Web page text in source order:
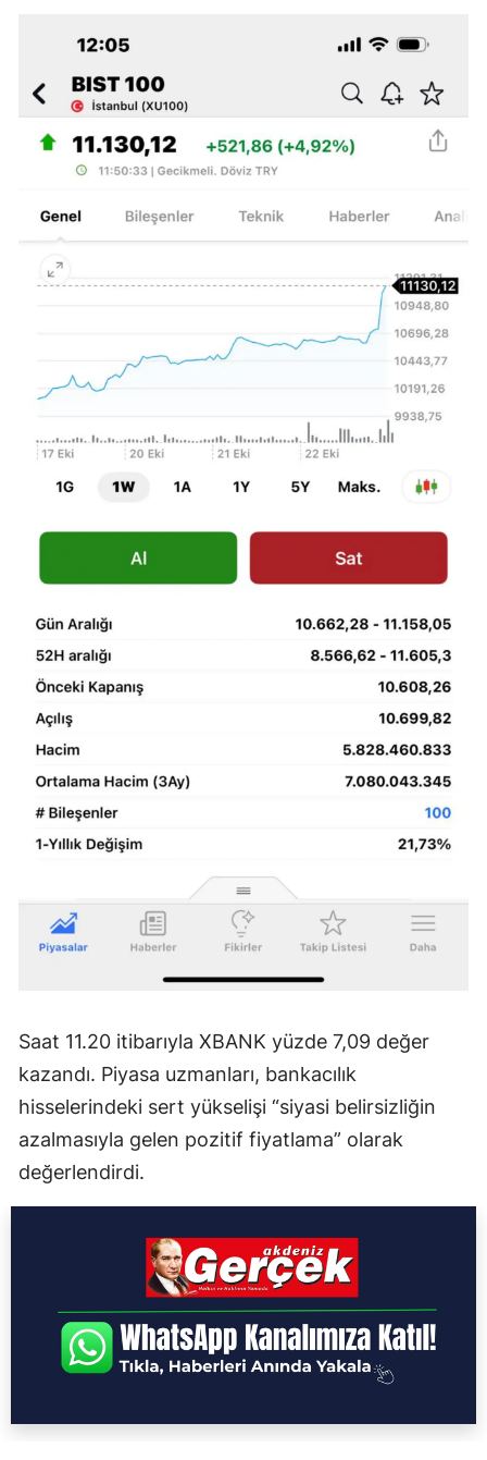
Saat 11.20 itibarıyla XBANK yüzde 7,09 değer
kazandı. Piyasa uzmanları, bankacılık
hisselerindeki sert yükselişi “siyasi belirsizliğin
azalmasıyla gelen pozitif fiyatlama” olarak
değerlendirdi.